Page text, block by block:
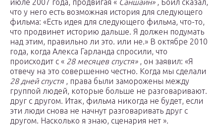
июле 2007 года, продвигая « Саншайн», Бойл сказал,
что у него есть возможная история для следующего
фильма: «Есть идея для следующего фильма, что-то,
что продвинет историю дальше. Я должен подумать
над этим, правильно ли это. или не.» В октябре 2010
года, когда Алекса Гарланда спросили, что
происходит с « 28 месяцев спустя», он заявил: «Я
отвечу на это совершенно честно. Когда мы сделали
28 дней спустя , права были заморожены между
группой людей, которые больше не разговаривают.
друг с другом. Итак, фильма никогда не будет, если
эти люди снова не начнут разговаривать друг с
другом. Насколько я знаю, сценария нет ».